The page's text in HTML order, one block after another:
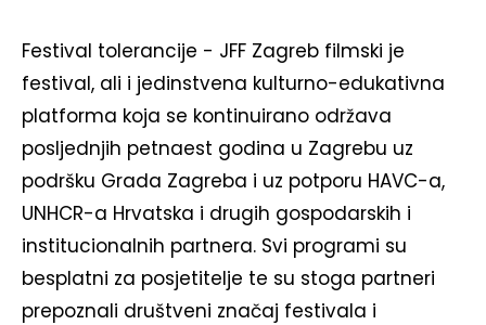
Festival tolerancije - JFF Zagreb filmski je
festival, ali i jedinstvena kulturno-edukativna
platforma koja se kontinuirano održava
posljednjih petnaest godina u Zagrebu uz
podršku Grada Zagreba i uz potporu HAVC-a,
UNHCR-a Hrvatska i drugih gospodarskih i
institucionalnih partnera. Svi programi su
besplatni za posjetitelje te su stoga partneri
prepoznali društveni značaj festivala i